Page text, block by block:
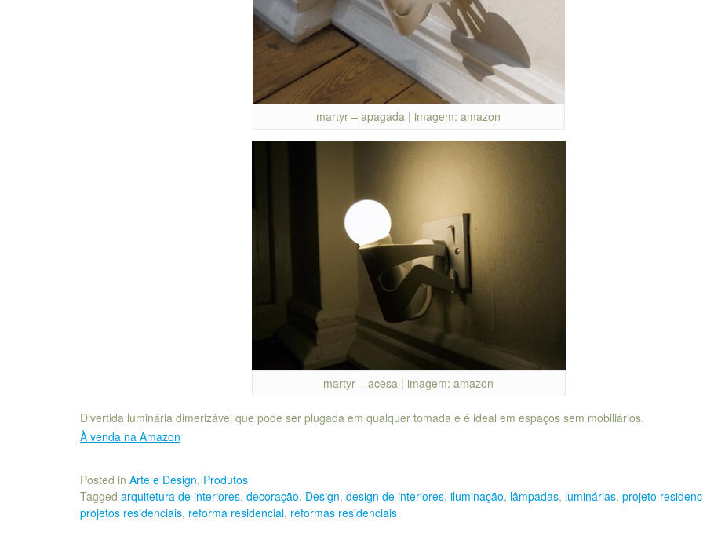
martyr – apagada | imagem: amazon
martyr – acesa | imagem: amazon
Divertida luminária dimerizável que pode ser plugada em qualquer tomada e é ideal em espaços sem mobiliários.
À venda na Amazon
Posted in Arte e Design, Produtos
Tagged arquitetura de interiores, decoração, Design, design de interiores, iluminação, lâmpadas, luminárias, projeto
projetos residenciais, reforma residencial, reformas residenciais